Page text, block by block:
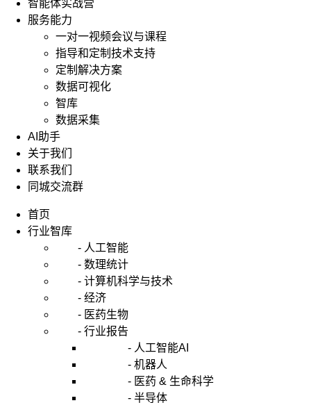
智能体实战营
服务能力
一对一视频会议与课程
指导和定制技术支持
定制解决方案
数据可视化
智库
数据采集
AI助手
关于我们
联系我们
同城交流群
首页
行业智库
- 人工智能
- 数理统计
- 计算机科学与技术
- 经济
- 医药生物
- 行业报告
- 人工智能AI
- 机器人
- 医药 & 生命科学
- 半导体